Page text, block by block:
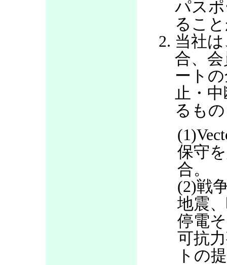
パス
るこ
当社
合、
ート
止・
るも
保守
合。
(2)戦
地震
停電
可抗
トの